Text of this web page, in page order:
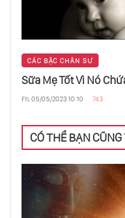
CÁC BẬC CHÂN SƯ
Sữa Mẹ Tốt Vì Nó
Fri, 05/05/2023 10:10 743
CÓ THỂ BẠN